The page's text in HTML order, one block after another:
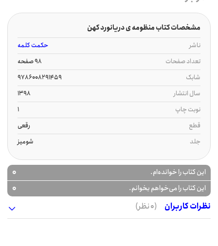
مشخصات کتاب منظومه ی دریانورد کهن
ناشر
حکمت کلمه
تعداد صفحات
98 صفحه
شابک
9786008291459
سال انتشار
1398
نوبت چاپ
1
قطع
رقعی
جلد
شومیز
این کتاب را خوانده‌ام. 0
این کتاب را می‌خواهم بخوانم.
0
نظرات کاربران
(0 نظر)